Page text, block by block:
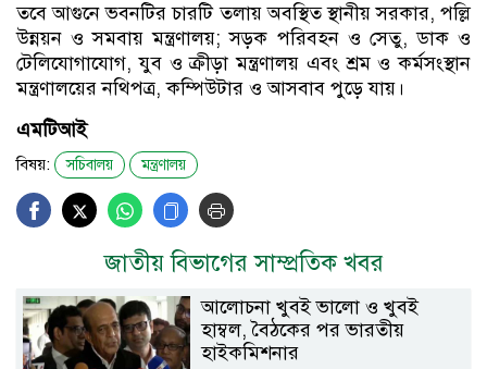
তবে আগুনে ভবনটির চারটি তলায় অবস্থিত স্থানীয় সরকার, পল্লি
উন্নয়ন ও সমবায় মন্ত্রণালয়; সড়ক পরিবহন ও সেতু, ডাক ও
টেলিযোগাযোগ, যুব ও ক্রীড়া মন্ত্রণালয় এবং শ্রম ও কর্মসংস্থান
মন্ত্রণালয়ের নথিপত্র, কম্পিউটার ও আসবাব পুড়ে যায়।
এমটিআই
বিষয়: সচিবালয় মন্ত্রণালয়
জাতীয় বিভাগের সাম্প্রতিক খবর
আলোচনা খুবই ভালো ও খুবই
হাম্বল, বৈঠকের পর ভারতীয়
হাইকমিশনার